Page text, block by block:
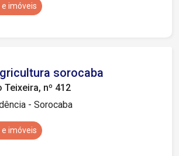
imóveis
sorocaba
Teixeira, nº 412
- Sorocaba
imóveis